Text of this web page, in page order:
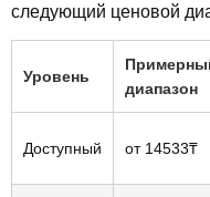
следующий ценовой
Уровень
диапазон
Доступный от 14533₸